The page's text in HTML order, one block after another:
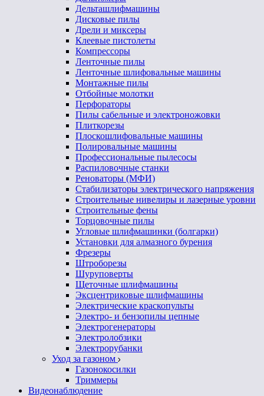
Дельташлифмашины
Дисковые пилы
Дрели и миксеры
Клеевые пистолеты
Компрессоры
Ленточные пилы
Ленточные шлифовальные машины
Монтажные пилы
Отбойные молотки
Перфораторы
Пилы сабельные и электроножовки
Плиткорезы
Плоскошлифовальные машины
Полировальные машины
Профессиональные пылесосы
Распиловочные станки
Реноваторы (МФИ)
Стабилизаторы электрического напряжения
Строительные нивелиры и лазерные уровни
Строительные фены
Торцовочные пилы
Угловые шлифмашинки (болгарки)
Установки для алмазного бурения
Фрезеры
Штроборезы
Шуруповерты
Щеточные шлифмашины
Эксцентриковые шлифмашины
Электрические краскопульты
Электро- и бензопилы цепные
Электрогенераторы
Электролобзики
Электрорубанки
Уход за газоном
Газонокосилки
Триммеры
Видеонаблюдение